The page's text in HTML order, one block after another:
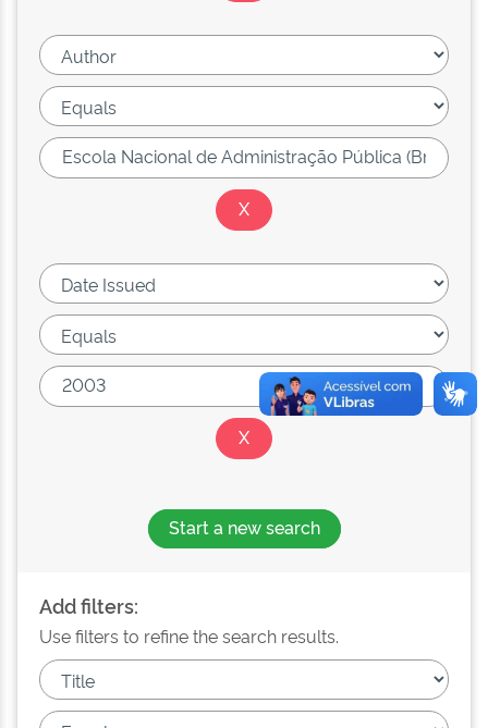
Start a new search
Add filters:
Use filters to refine the search results.